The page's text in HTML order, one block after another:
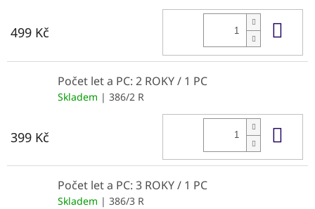
499 Kč
Počet let a PC: 2 ROKY / 1 PC
Skladem | 386/2 R
399 Kč
Počet let a PC: 3 ROKY / 1 PC
Skladem | 386/3 R